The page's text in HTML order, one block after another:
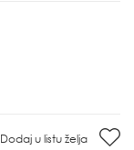
Dodaj u listu želja